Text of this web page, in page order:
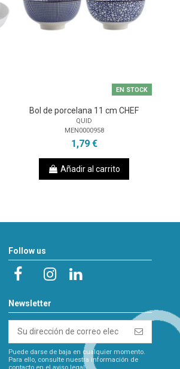
EN STOCK
Bol de porcelana 11 cm CHEF
QUID
MEN0000958
1,79 €
Añadir al carrito
Follow us
Newsletter
Puede darse de baja en cualquier momento.
Para ello, consulte nuestra información de